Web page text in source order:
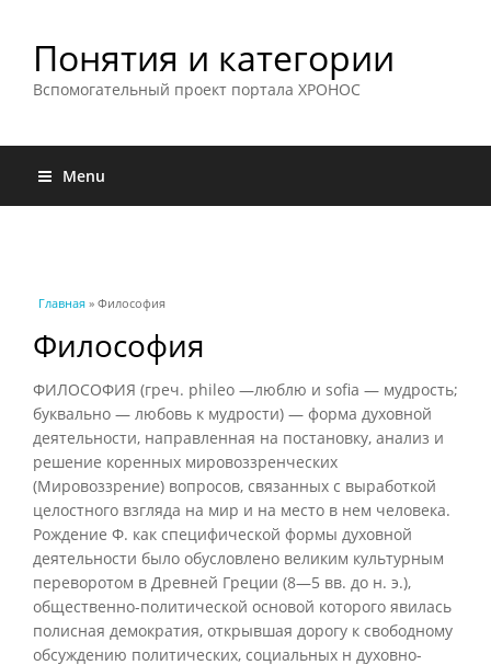
Понятия и категории
Вспомогательный проект портала ХРОНОС
Menu
Вы здесь
Главная » Философия
Философия
ФИЛОСОФИЯ (греч. phileo —люблю и sofia — мудрость;
буквально — любовь к мудрости) — форма духовной
деятельности, направленная на постановку, анализ и
решение коренных мировоззренческих
(Мировоззрение) вопросов, связанных с выработкой
целостного взгляда на мир и на место в нем человека.
Рождение Ф. как специфической формы духовной
деятельности было обусловлено великим культурным
переворотом в Древней Греции (8—5 вв. до н. э.),
общественно-политической основой которого явилась
полисная демократия, открывшая дорогу к свободному
обсуждению политических, социальных н духовно-